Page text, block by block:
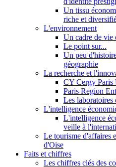
Un tissu
riche et
L'environnement
Un cadre de vie
Le point sur...
Un peu
géographie
La recherche et
CY Cergy Paris
Paris Region
Les laboratoires
L'intelligence
L'intelligence
veille à
Le tourisme d'affaires
d'Oise
Faits et chiffres
Les chiffres clés des